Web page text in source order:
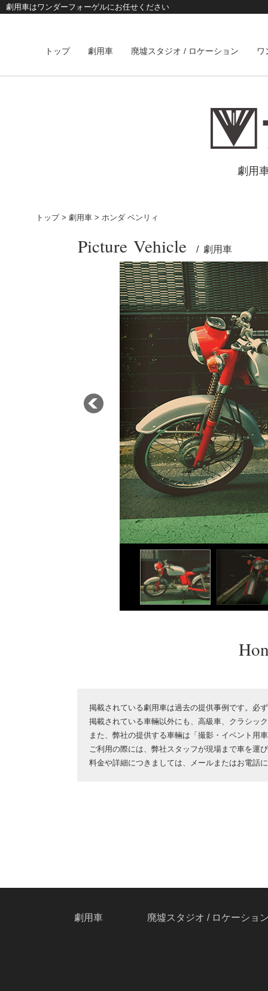
劇用車はワンダーフォーゲルにお任せください
トップ 劇用車 廃墟スタジオ / ロケーション ワ
劇用
トップ 劇用車 ホンダ ベンリィ
Picture Vehicle / 劇用車
掲載されている劇用車は過去の提供事例です。必
掲載されている車輛以外にも、高級車、クラシッ
また、弊社の提供する車輛は「撮影・イベント用
ご利用の際には、弊社スタッフが現場まで車を運
料金や詳細につきましては、メールまたはお電話
劇用車 廃墟スタジオ / ロケーショ